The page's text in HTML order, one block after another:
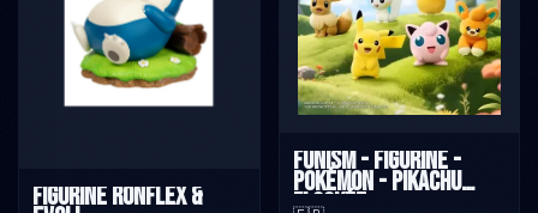
Figurine Ronflex &
Funism - Figurine -
Pokémon - Pikachu
Flockée